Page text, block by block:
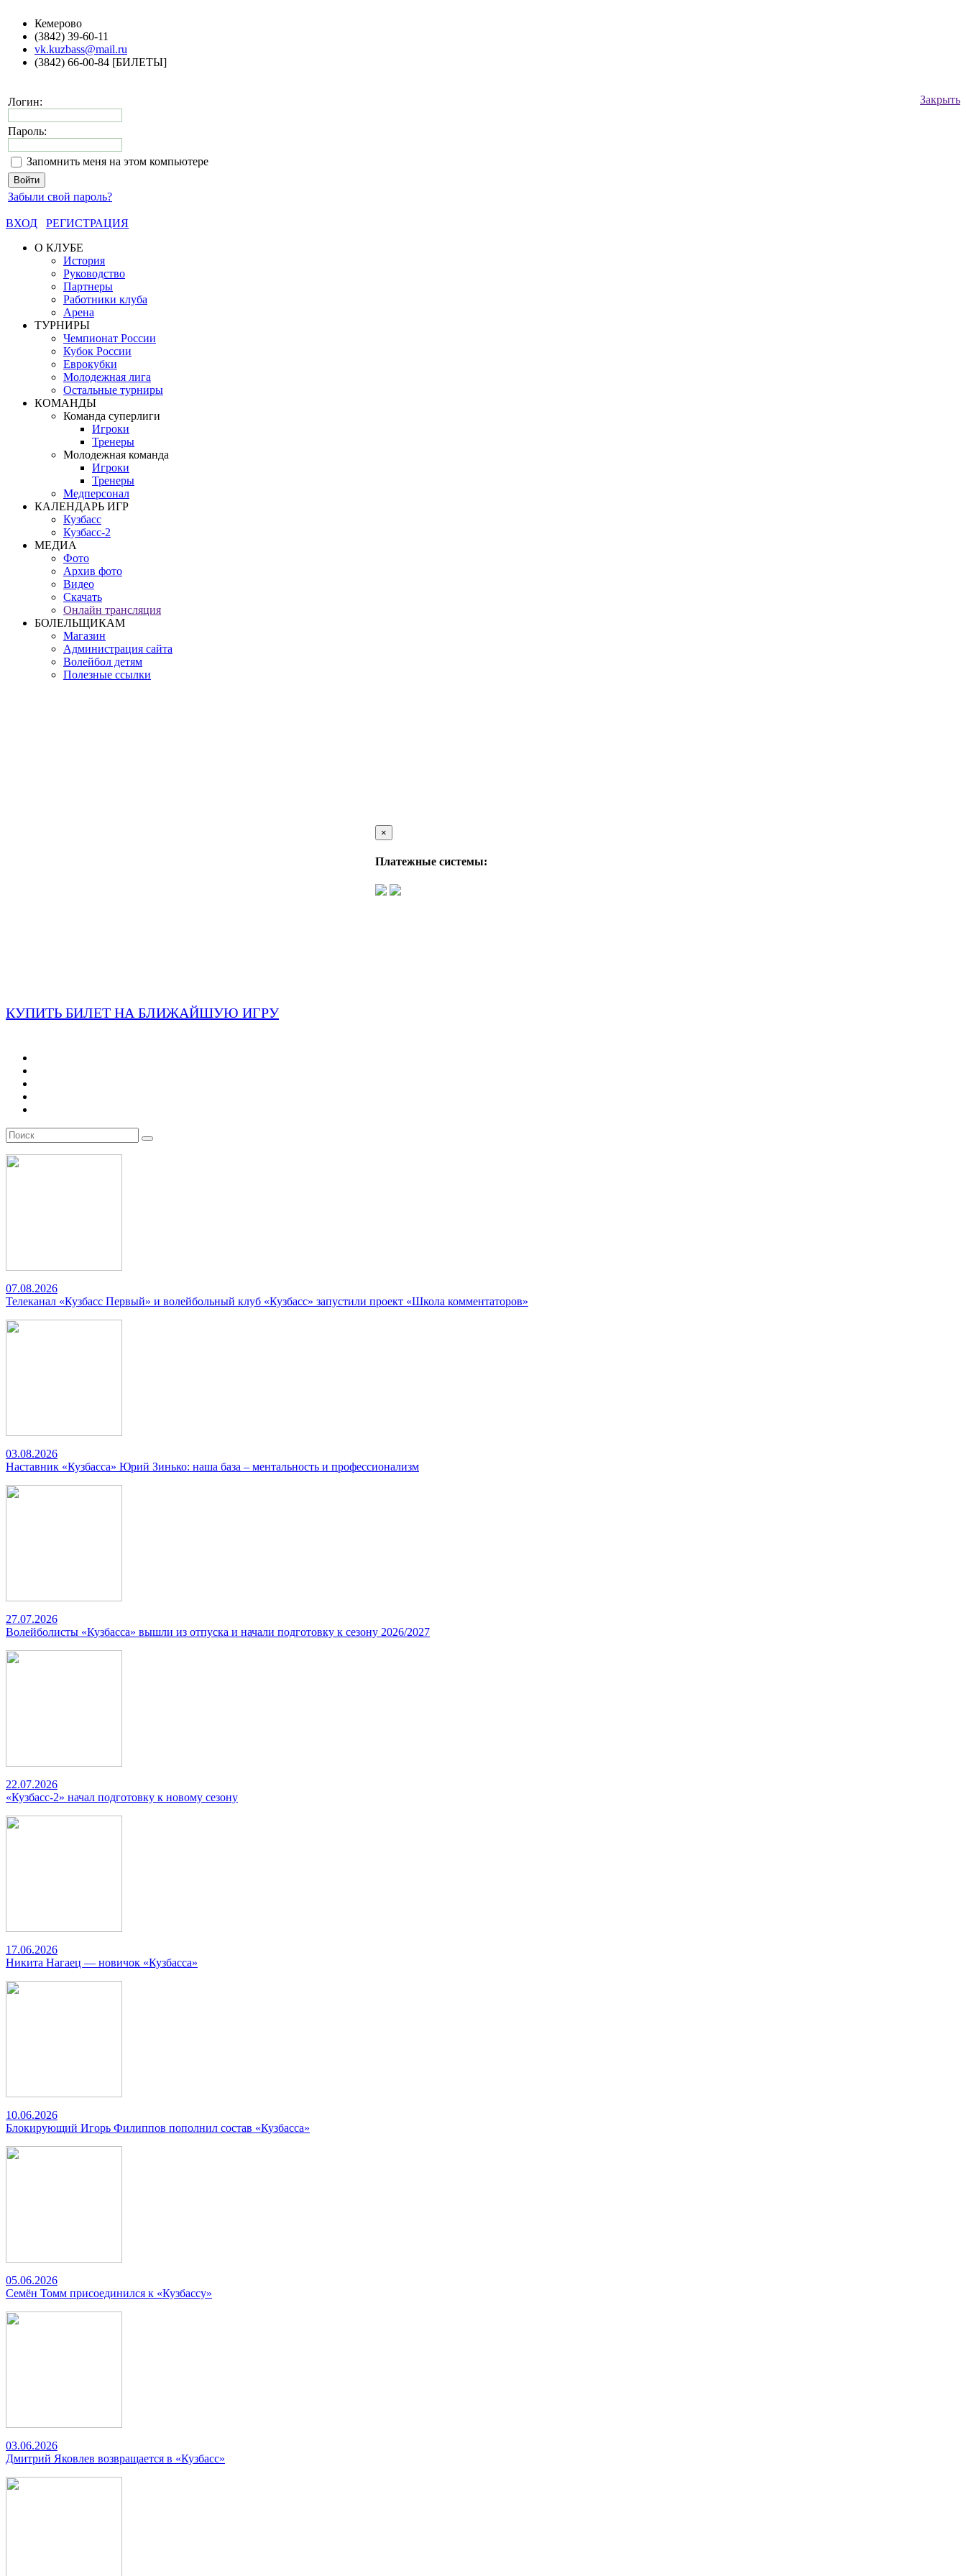
Кемерово
(3842) 39-60-11
vk.kuzbass@mail.ru
(3842) 66-00-84 [БИЛЕТЫ]
Закрыть
Логин:
Пароль:
Запомнить меня на этом компьютере
Забыли свой пароль?
ВХОД
РЕГИСТРАЦИЯ
О КЛУБЕ
История
Руководство
Партнеры
Работники клуба
Арена
ТУРНИРЫ
Чемпионат России
Кубок России
Еврокубки
Молодежная лига
Остальные турниры
КОМАНДЫ
Команда суперлиги
Игроки
Тренеры
Молодежная команда
Игроки
Тренеры
Медперсонал
КАЛЕНДАРЬ ИГР
Кузбасс
Кузбасс-2
МЕДИА
Фото
Архив фото
Видео
Скачать
Онлайн трансляция
БОЛЕЛЬЩИКАМ
Магазин
Администрация сайта
Волейбол детям
Полезные ссылки
×
Платежные системы:
КУПИТЬ БИЛЕТ НА БЛИЖАЙШУЮ ИГРУ
07.08.2026
Телеканал «Кузбасс Первый» и волейбольный клуб «Кузбасс» запустили проект «Школа комментаторов»
03.08.2026
Наставник «Кузбасса» Юрий Зинько: наша база – ментальность и профессионализм
27.07.2026
Волейболисты «Кузбасса» вышли из отпуска и начали подготовку к сезону 2026/2027
22.07.2026
«Кузбасс-2» начал подготовку к новому сезону
17.06.2026
Никита Нагаец — новичок «Кузбасса»
10.06.2026
Блокирующий Игорь Филиппов пополнил состав «Кузбасса»
05.06.2026
Семён Томм присоединился к «Кузбассу»
03.06.2026
Дмитрий Яковлев возвращается в «Кузбасс»